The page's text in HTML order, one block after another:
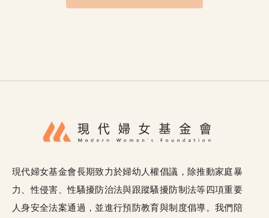
現代婦女基金會長期致力於婦幼人權倡議，除推動家庭暴
力、性侵害、性騷擾防治法與跟蹤騷擾防制法等四項重要
人身安全法案通過，並進行預防教育與制度倡導。我們陪